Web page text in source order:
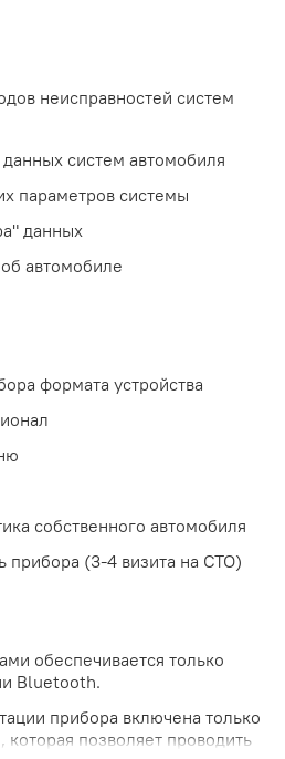
неисправностей систем
систем автомобиля
параметров системы
данных
автомобиле
формата устройства
собственного автомобиля
прибора (3-4 визита на СТО)
обеспечивается только
Bluetooth.
прибора включена только
позволяет проводить